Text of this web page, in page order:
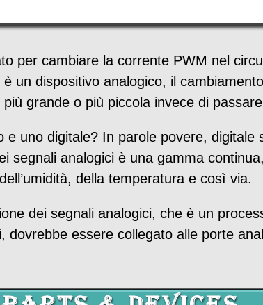
per cambiare la corrente PWM nel
un dispositivo analogico, il
grande o più piccola invece di
uno digitale? In parole povere,
segnali analogici è una gamma
della temperatura e così via.
dei segnali analogici, che è un
essere collegato alle porte